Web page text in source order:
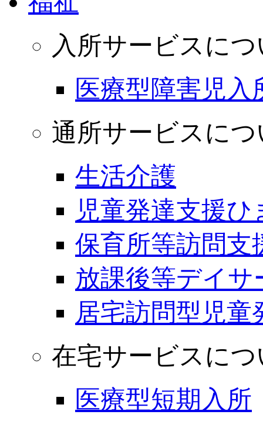
入所サービスに
医療型障害児入
通所サービスに
生活介護
児童発達支援ひ
保育所等訪問支
放課後等デイサ
居宅訪問型児童
在宅サービスに
医療型短期入所